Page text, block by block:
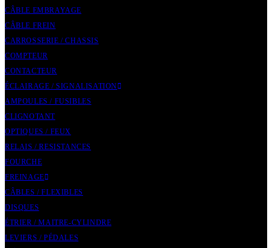
CÂBLE EMBRAYAGE
CÂBLE FREIN
CARROSSERIE / CHASSIS
COMPTEUR
CONTACTEUR
ÉCLAIRAGE / SIGNALISATION
AMPOULES / FUSIBLES
CLIGNOTANT
OPTIQUES / FEUX
RELAIS / RESISTANCES
FOURCHE
FREINAGE
CÂBLES / FLEXIBLES
DISQUES
ÉTRIER / MAITRE-CYLINDRE
LEVIERS / PÉDALES